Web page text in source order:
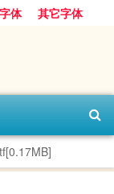
体
其它字体